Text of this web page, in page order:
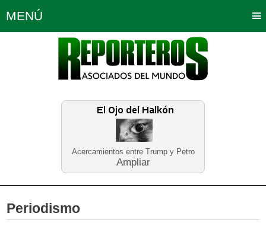
Acercamientos entre Trump y Petro
Ampliar
MENÚ
Política Opinión Bogotá
Planeta Tierra Deportes
Educación Neira
Periodismo